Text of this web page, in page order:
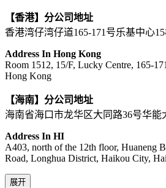
【香港】分公司地址
香港湾仔湾仔道165-171号乐基中心
Address In Hong Kong
Room 1512, 15/F, Lucky Centre, 165-
Hong Kong
【海南】分公司地址
海南省海口市龙华区大同路36号华能
Address In HI
A403, north of the 12th floor, Huaneng
Road, Longhua District, Haikou City,
展开